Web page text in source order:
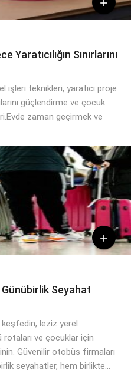

Sınırlarını
işleri teknikleri, yaratıcı proje
güçlendirme ve çocuk
zaman geçirmek ve

Günübirlik Seyahat
leziz yerel
ve çocuklar için
Güvenilir otobüs firmaları
seyahatler, hem birlikte...